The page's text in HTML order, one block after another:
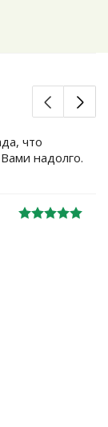
что
надолго.